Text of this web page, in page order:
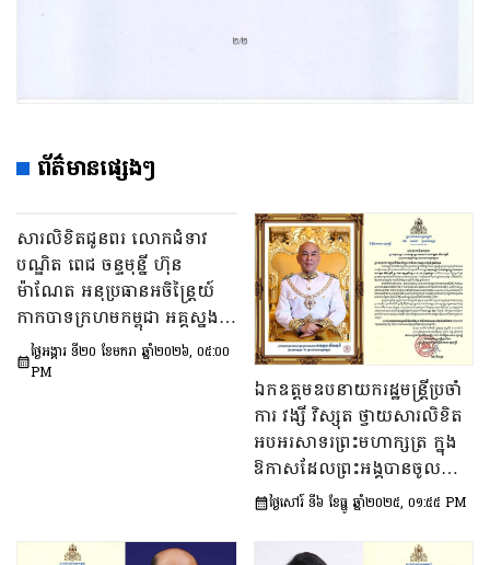
ព័ត៌មានផ្សេងៗ
សារលិខិតជូនពរ លោកជំទាវ
បណ្ឌិត ពេជ ចន្ទមុន្នី ហ៊ុន
ម៉ាណែត អនុប្រធានអចិន្ត្រៃយ៍
កាកបាទក្រហមកម្ពុជា អគ្គស្នង
ការសមាគមកាយឫទ្ធិនារីកម្ពុជា
និងជា អនុប្រធានក្រុម
ថ្ងៃអង្គារ ទី២០ ខែមករា ឆ្នាំ២០២៦, ០៥:០០
PM
ឯកឧត្ដមឧបនាយករដ្ឋមន្ត្រីប្រចាំ
ការ វង្សី វិស្សុត ថ្វាយសារលិខិត
អបអរសាទរព្រះមហាក្សត្រ ក្នុង
ឱកាសដែលព្រះអង្គបានចូលជា
សមាជិក នៃ
បណ្ឌិតសភាវិទ្យាសាស្ត្រ នៅ
ទីក្រុងប៉ារីស ប្រទេសបារាំង
ថ្ងៃសៅរ៍ ទី៦ ខែធ្នូ ឆ្នាំ២០២៥, ០១:៥៥ PM